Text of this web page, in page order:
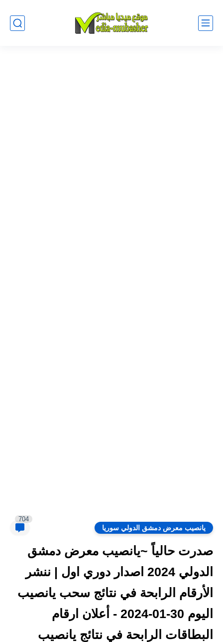
يانصيب معرض دمشق الدولي سوريا
704
صدرت حالياً ~يانصيب معرض دمشق
الدولي 2024 اصدار دوري اول | ننشر
الأرقام الرابحة في نتائج سحب يانصيب
اليوم 30-01-2024 - أعلان ارقام
البطاقات الرابحة في نتائج يانصيب